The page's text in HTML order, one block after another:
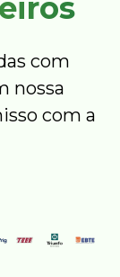
com
nossa
com a